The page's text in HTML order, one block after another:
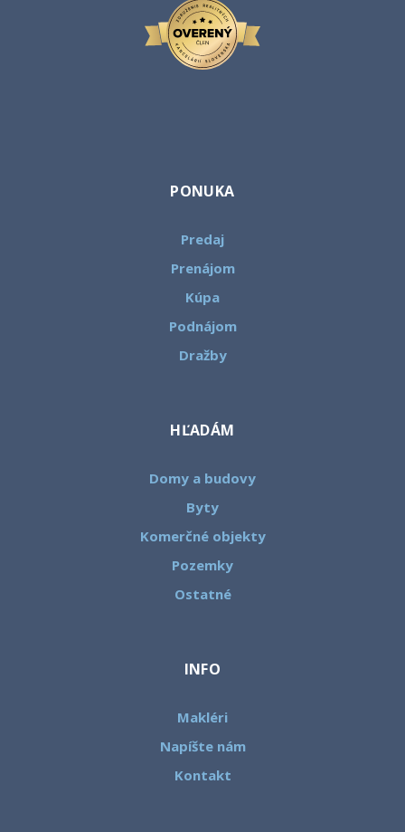
PONUKA
Predaj
Prenájom
Kúpa
Podnájom
Dražby
HĽADÁM
Domy a budovy
Byty
Komerčné objekty
Pozemky
Ostatné
INFO
Makléri
Napíšte nám
Kontakt